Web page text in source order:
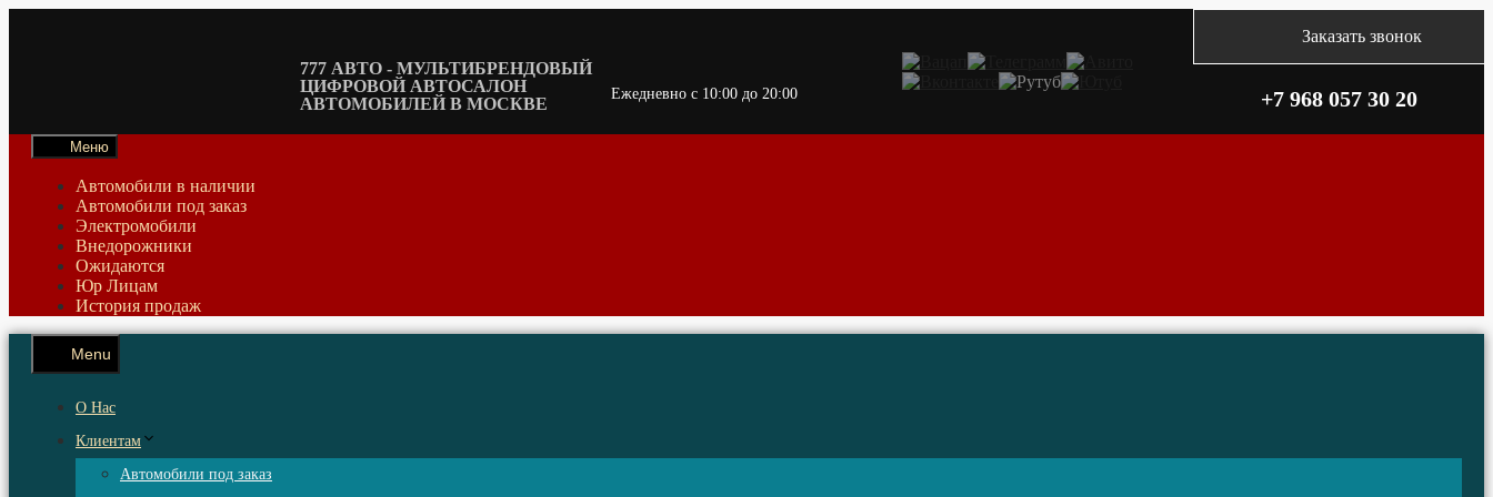
777 АВТО - МУЛЬТИБРЕНДОВЫЙ
ЦИФРОВОЙ АВТОСАЛОН
АВТОМОБИЛЕЙ В МОСКВЕ
Ежедневно c 10:00 до 20:00
Заказать звонок
+7 968 057 30 20
Меню
Автомобили в наличии
Автомобили под заказ
Электромобили
Внедорожники
Ожидаются
Юр Лицам
История продаж
Menu
О Нас
Клиентам
Автомобили под заказ